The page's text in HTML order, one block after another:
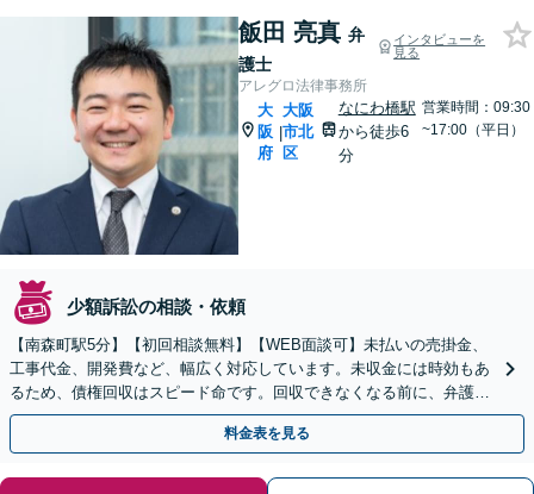
飯田 亮真 弁
護士
インタビューを
見る
アレグロ法律事務所
大
阪
府
|
大阪
市北
区
なにわ橋駅
から徒歩6
分
営業時間：09:30
~17:00（平日）
少額訴訟の相談・依頼
【南森町駅5分】【初回相談無料】【WEB面談可】未払いの売掛金、
工事代金、開発費など、幅広く対応しています。未収金には時効もあ
るため、債権回収はスピード命です。回収できなくなる前に、弁護士
とともに最善の手を打ちましょう。
料金表を見る